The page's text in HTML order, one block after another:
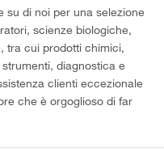
su di noi per una selezione
scienze biologiche,
tra cui prodotti chimici,
diagnostica e
clienti eccezionale
che è orgoglioso di far